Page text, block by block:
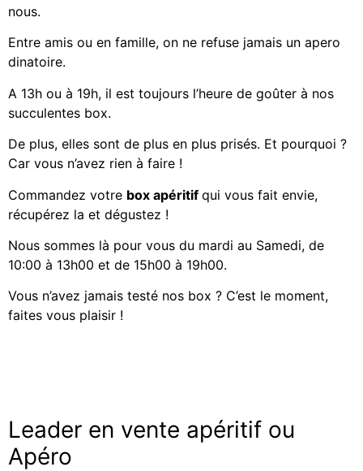
nous.
Entre amis ou en famille, on ne refuse jamais un apero
dinatoire.
A 13h ou à 19h, il est toujours l’heure de goûter à nos
succulentes box.
De plus, elles sont de plus en plus prisés. Et pourquoi ?
Car vous n’avez rien à faire !
Commandez votre box apéritif qui vous fait envie,
récupérez la et dégustez !
Nous sommes là pour vous du mardi au Samedi, de
10:00 à 13h00 et de 15h00 à 19h00.
Vous n’avez jamais testé nos box ? C’est le moment,
faites vous plaisir !
Leader en vente apéritif ou
Apéro